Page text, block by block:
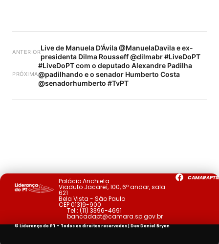
ANTERIORLive de Manuela D’Ávila @ManuelaDavila e ex-
presidenta Dilma Rousseff @dilmabr #LiveDoPT
PRÓXIMA
#LiveDoPT com o deputado Alexandre Padilha
@padilhando e o senador Humberto Costa
@senadorhumberto #TvPT
Palácio Anchieta
Viaduto Jacareí, 100, 6º andar, sala
621
Bela Vista - São Paulo
CEP 01319-900
Tel.: (11) 3396-4691
bancadapt@camara.sp.gov.br
© Liderança do PT - Todos os direitos reservados | DevDaniel Bryan